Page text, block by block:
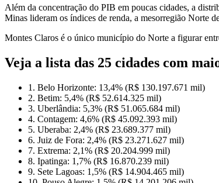
Além da concentração do PIB em poucas cidades, a
Minas lideram os índices de renda, a mesorregião Norte
Montes Claros é o único município do Norte a figurar
Veja a lista das 25 cidades com
1. Belo Horizonte: 13,4% (R$ 130.197.671 mil)
2. Betim: 5,4% (R$ 52.614.325 mil)
3. Uberlândia: 5,3% (R$ 51.065.684 mil)
4. Contagem: 4,6% (R$ 45.092.393 mil)
5. Uberaba: 2,4% (R$ 23.689.377 mil)
6. Juiz de Fora: 2,4% (R$ 23.271.627 mil)
7. Extrema: 2,1% (R$ 20.204.999 mil)
8. Ipatinga: 1,7% (R$ 16.870.239 mil)
9. Sete Lagoas: 1,5% (R$ 14.904.465 mil)